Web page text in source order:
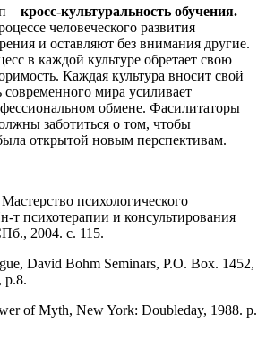
– кросс-культуральность обучения.
человеческого развития
и оставляют без внимания другие.
в каждой культуре обретает свою
Каждая культура вносит свой
мира усиливает
обмене. Фасилитаторы
заботиться о том, чтобы
открытой новым перспективам.
психологического
т психотерапии и консультирования
2004. с. 115.
David Bohm Seminars, P.O. Box. 1452,
p.8.
of Myth, New York: Doubleday, 1988. p.